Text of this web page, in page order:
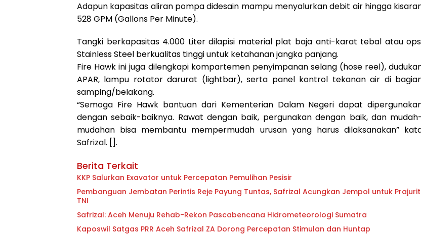
Adapun kapasitas aliran pompa didesain mampu menyalurkan debit air hingga
528 GPM (Gallons Per Minute).
Tangki berkapasitas 4.000 Liter dilapisi material plat baja anti-karat tebal atau
Stainless Steel berkualitas tinggi untuk ketahanan jangka panjang.
Fire Hawk ini juga dilengkapi kompartemen penyimpanan selang (hose reel),
APAR, lampu rotator darurat (lightbar), serta panel kontrol tekanan air di
samping/belakang.
“Semoga Fire Hawk bantuan dari Kementerian Dalam Negeri dapat
dengan sebaik-baiknya. Rawat dengan baik, pergunakan dengan baik, dan mudah-
mudahan bisa membantu mempermudah urusan yang harus dilaksanakan”
Safrizal. [].
Berita Terkait
KKP Salurkan Exavator untuk Percepatan Pemulihan Pesisir
Pembanguan Jembatan Perintis Reje Payung Tuntas, Safrizal Acungkan Jempol untuk Prajurit
TNI
Safrizal: Aceh Menuju Rehab-Rekon Pascabencana Hidrometeorologi Sumatra
Kaposwil Satgas PRR Aceh Safrizal ZA Dorong Percepatan Stimulan dan Huntap